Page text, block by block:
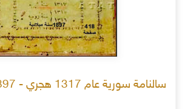
سالنامة سورية عام 1317 هجري - 1897م - الدفعة 29